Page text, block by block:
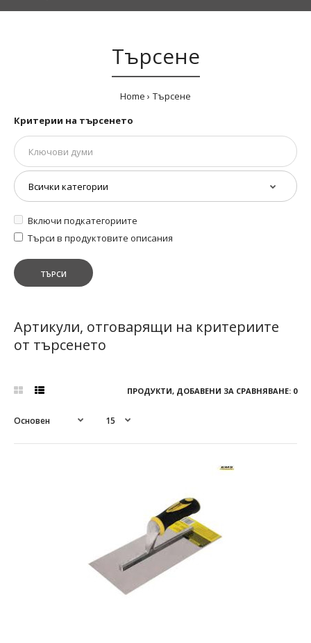
Търсене
Home
Търсене
Критерии на търсенето
Включи подкатегориите
Търси в продуктовите описания
Артикули, отговарящи на критериите
от търсенето
ПРОДУКТИ, ДОБАВЕНИ ЗА СРАВНЯВАНЕ: 0